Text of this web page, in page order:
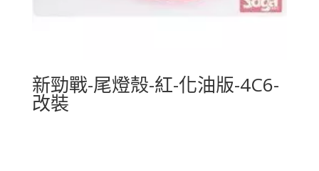
新勁戰-尾燈殼-紅-化油版-4C6-
改裝